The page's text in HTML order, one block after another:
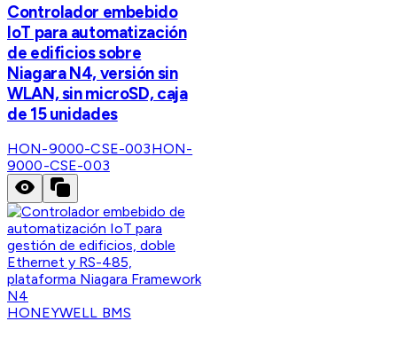
Controlador embebido
IoT para automatización
de edificios sobre
Niagara N4, versión sin
WLAN, sin microSD, caja
de 15 unidades
HON-9000-CSE-003HON-
9000-CSE-003
HONEYWELL BMS